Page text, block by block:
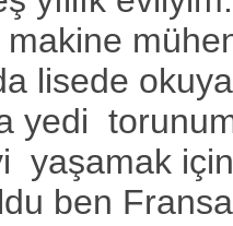
lisede
yedi
yaşamak
ben